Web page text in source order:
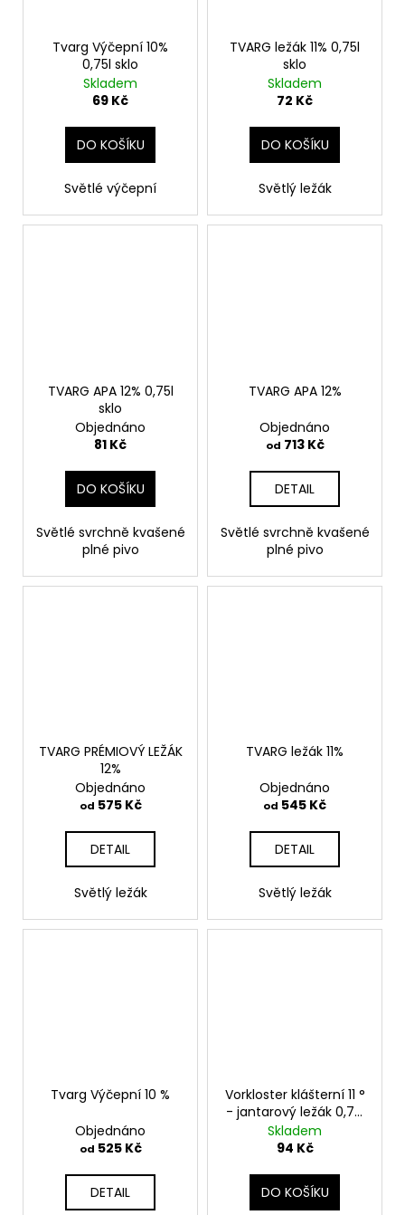
Tvarg Výčepní 10%
0,75l sklo
Skladem
69 Kč
DO KOŠÍKU
Světlé výčepní
TVARG ležák 11% 0,75l
sklo
Skladem
72 Kč
DO KOŠÍKU
Světlý ležák
TVARG APA 12% 0,75l
sklo
Objednáno
81 Kč
DO KOŠÍKU
Světlé svrchně kvašené
plné pivo
TVARG APA 12%
Objednáno
od 713 Kč
DETAIL
Světlé svrchně kvašené
plné pivo
TVARG PRÉMIOVÝ LEŽÁK
12%
Objednáno
od 575 Kč
DETAIL
Světlý ležák
TVARG ležák 11%
Objednáno
od 545 Kč
DETAIL
Světlý ležák
Tvarg Výčepní 10 %
Objednáno
od 525 Kč
DETAIL
Vorkloster klášterní 11 °
- jantarový ležák 0,75l
sklo
Skladem
94 Kč
DO KOŠÍKU